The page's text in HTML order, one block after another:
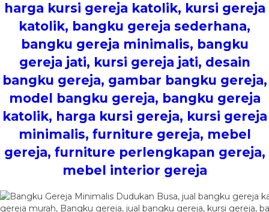
harga kursi gereja katolik, kursi gereja
katolik, bangku gereja sederhana,
bangku gereja minimalis, bangku
gereja jati, kursi gereja jati, desain
bangku gereja, gambar bangku gereja,
model bangku gereja, bangku gereja
katolik, harga kursi gereja, kursi gereja
minimalis, furniture gereja, mebel
gereja, furniture perlengkapan gereja,
mebel interior gereja